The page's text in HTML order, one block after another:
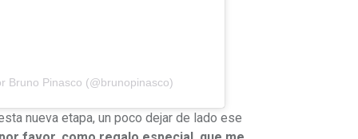
Bruno Pinasco (@brunopinasco)
nueva etapa, un poco dejar de lado ese